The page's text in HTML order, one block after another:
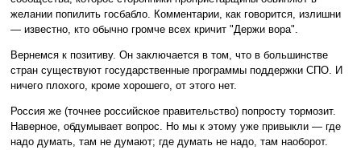
желании попилить госбабло. Комментарии, как говорится, излишни
— известно, кто обычно громче всех кричит "Держи вора".
Вернемся к позитиву. Он заключается в том, что в большинстве
стран существуют государственные программы поддержки СПО. И
ничего плохого, кроме хорошего, от этого нет.
Россия же (точнее российское правительство) попросту тормозит.
Наверное, обдумывает вопрос. Но мы к этому уже привыкли — где
надо думать, там не думают; где думать не надо, там наоборот.